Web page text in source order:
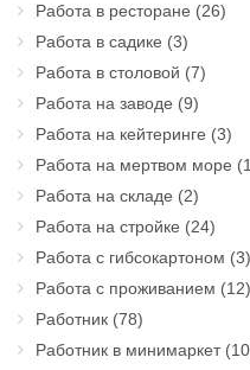
Работа в ресторане (26)
Работа в садике (3)
Работа в столовой (7)
Работа на заводе (9)
Работа на кейтеринге (3)
Работа на мертвом море
Работа на складе (2)
Работа на стройке (24)
Работа с гибсокартоном (3)
Работа с проживанием (12)
Работник (78)
Работник в минимаркет